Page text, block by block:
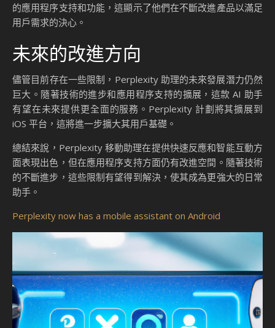
的應用程序支持和功能，這顯示了他們在不斷改進產品以滿足
用戶需求的決心。
未來的改進方向
儘管目前存在一些限制，Perplexity 助理的未來發展潛力仍然
巨大。隨著技術的進步和應用程序支持的擴展，這款 AI 助手
有望在未來提供更全面的服務。Perplexity 計劃將其擴展到
iOS 平台，這將進一步擴大其用戶基礎。
總結來說，Perplexity 移動助理在提供快速反應和智能互動方
面表現出色，但在應用程序支持方面仍有改進空間。隨著技術
的不斷進步，這些限制有望得到解決，使其成為更強大的日常
助手。
Perplexity now has a mobile assistant on Android